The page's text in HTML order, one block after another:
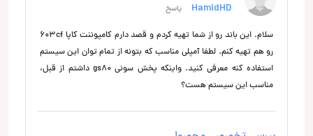
پاسخ
سلام. این باند رو از شما تهیه کردم و قصد دارم کامپوننت کاپا 603cf
رو هم تهیه کنم. لطفا آمپلی مناسب که بتونه از تمام توان این سیستم
استفاده کنه معرفی کنید. واینکه پخش سونی gs80 داشتم از قبل،
مناسب این سیستم هست؟